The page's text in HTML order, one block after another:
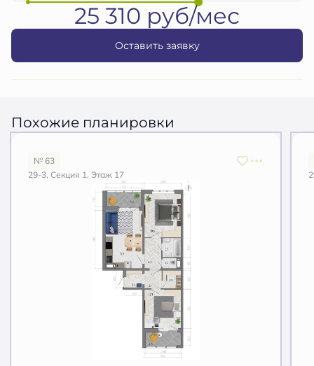
25 310 руб/мес
Оставить заявку
Похожие планировки
№ 63
29-3, Секция 1, Этаж 17